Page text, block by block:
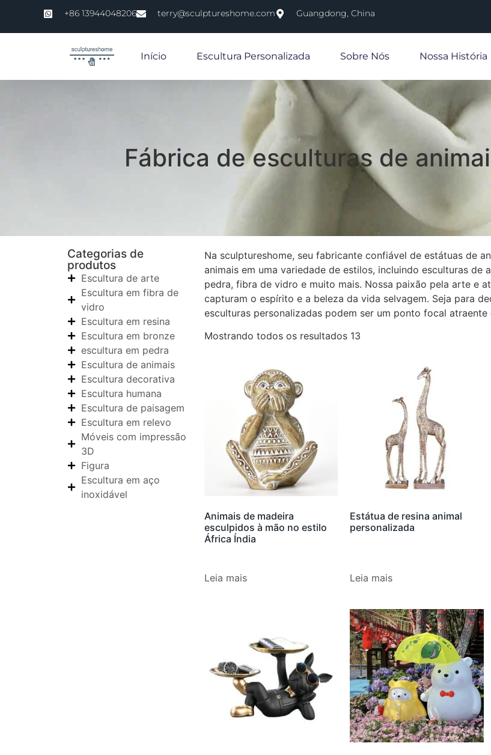
+86 13944048206 terry@sculptureshome.com Guangdong, China
Início Escultura Personalizada Sobre Nós Nossa História
Fábrica de esculturas de
Categorias de
produtos
Escultura de arte
Escultura em fibra de
vidro
Escultura em resina
Escultura em bronze
escultura em pedra
Escultura de animais
Escultura decorativa
Escultura humana
Escultura de paisagem
Escultura em relevo
Móveis com impressão
3D
Figura
Escultura em aço
inoxidável
Na sculptureshome, seu fabricante confiável de estátuas de
animais em uma variedade de estilos, incluindo esculturas
pedra, fibra de vidro e muito mais. Nossa paixão pela arte e
capturam o espírito e a beleza da vida selvagem. Seja para
esculturas personalizadas podem ser um ponto focal
Mostrando todos os resultados 13
Animais de madeira
esculpidos à mão no estilo
África Índia
Leia mais
Estátua de resina animal
personalizada
Leia mais